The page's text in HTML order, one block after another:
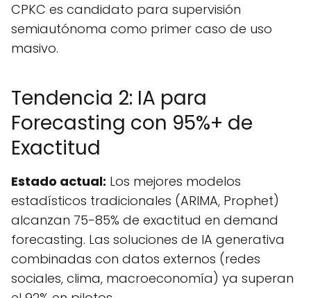
CPKC es candidato para supervisión
semiautónoma como primer caso de uso
masivo.
Tendencia 2: IA para
Forecasting con 95%+ de
Exactitud
Estado actual: Los mejores modelos
estadísticos tradicionales (ARIMA, Prophet)
alcanzan 75-85% de exactitud en demand
forecasting. Las soluciones de IA generativa
combinadas con datos externos (redes
sociales, clima, macroeconomía) ya superan